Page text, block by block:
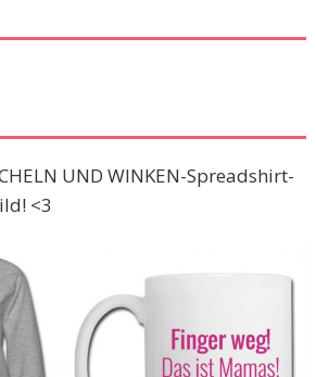
UND WINKEN-Spreadshirt-
<3